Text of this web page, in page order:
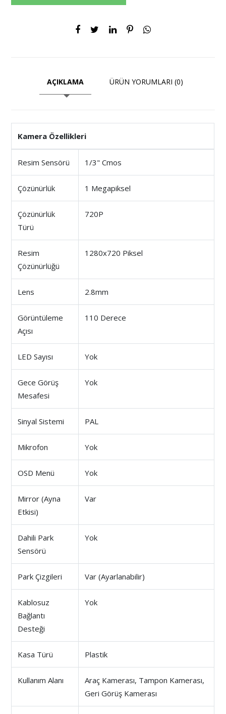
AÇIKLAMA ÜRÜN YORUMLARI (0)
Kamera Özellikleri
Resim Sensörü 1/3" Cmos
Çözünürlük 1 Megapiksel
Çözünürlük
Türü
720P
Resim
Çözünürlüğü
1280x720 Piksel
Lens 2.8mm
Görüntüleme
Açısı
110 Derece
LED Sayısı Yok
Gece Görüş
Mesafesi
Yok
Sinyal Sistemi PAL
Mikrofon Yok
OSD Menü Yok
Mirror (Ayna
Etkisi)
Var
Dahili Park
Sensörü
Yok
Park Çizgileri Var (Ayarlanabilir)
Kablosuz
Bağlantı
Desteği
Yok
Kasa Türü Plastik
Kullanım Alanı
Araç Kamerası, Tampon Kamerası,
Geri Görüş Kamerası